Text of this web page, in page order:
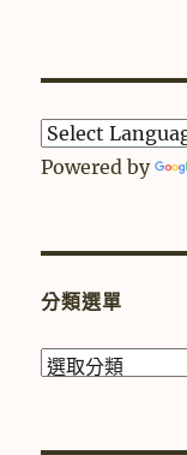
Powered by
分類選單
分